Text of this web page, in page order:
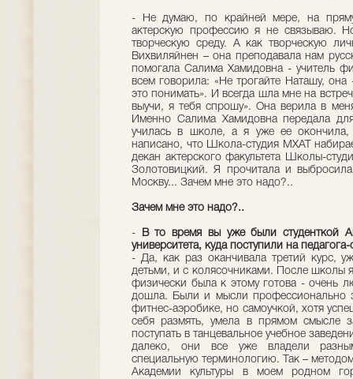
- Не думаю, по крайней мере, на
актерскую профессию я не связываю.
творческую среду. А как творческую
Вихвиляйнен – она преподавала нам
помогала Салима Хамидовна - учитель
всем говорила: «Не трогайте Наташу,
это понимать». И всегда шла мне на
выучи, я тебя спрошу». Она верила в
Именно Салима Хамидовна передала
училась в школе, а я уже ее
написано, что Школа-студия МХАТ
декан актерского факультета Школы-
Золотовицкий. Я прочитала и
Москву... Зачем мне это надо?..
Зачем мне это надо?..
-
В то время вы уже были студенткой
университета, куда поступили на
- Да, как раз оканчивала третий курс,
детьми, и с колясочниками. После школы
физически была к этому готова - очень
дошла. Были и мысли профессионально
фитнес-аэробике, но самоучкой, хотя
себя размять, умела в прямом смысле
поступать в танцевальное учебное
далеко, они все уже владели
специальную терминологию. Так –
Академии культуры в моем родном